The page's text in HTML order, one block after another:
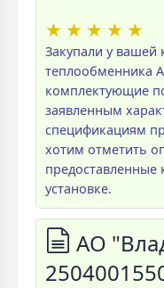
★ ★ ★ ★ ★
Закупали у вашей
теплообменника
комплектующие
заявленным
спецификациям
хотим отметить
предоставленные
установке.
АО